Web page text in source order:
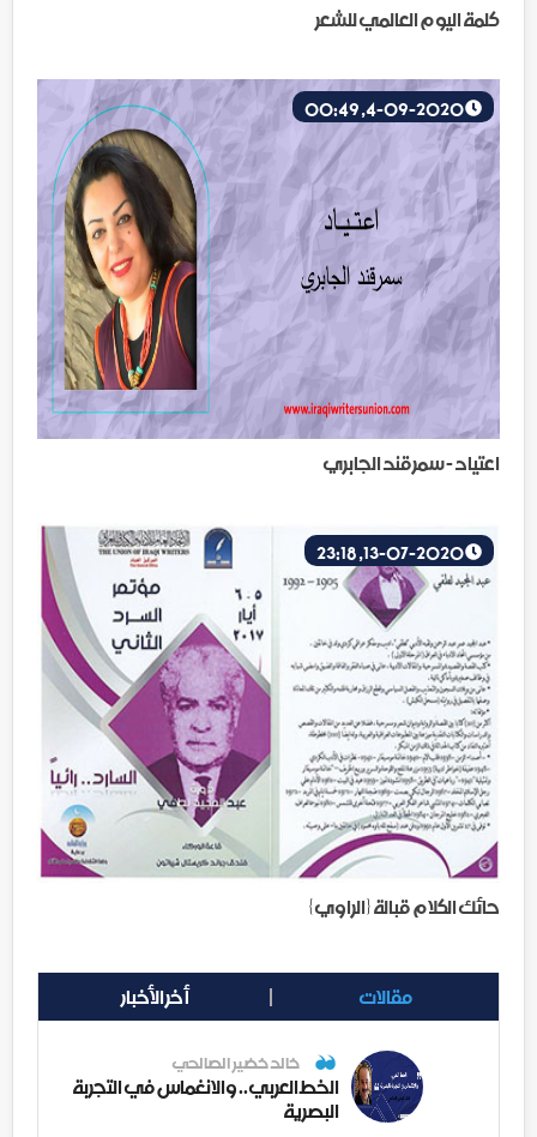
كلمة اليوم العالمي للشعر
اعتياد - سمرقند الجابري
حائك الكلام قبالة {الراوي}
مقالات أخر الأخبار
خالد خضير الصالحي
الخط العربي.. والانغماس في التجربة
البصرية